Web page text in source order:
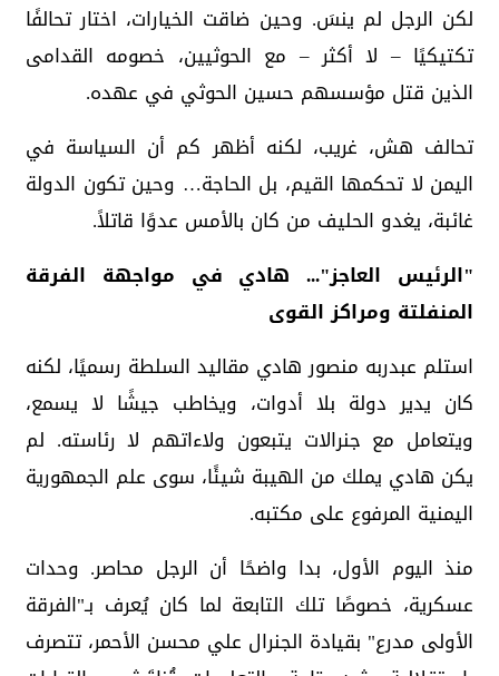
لكن الرجل لم ينسَ. وحين ضاقت الخيارات، اختار تحالفًا
تكتيكيًا – لا أكثر – مع الحوثيين، خصومه القدامى
الذين قتل مؤسسهم حسين الحوثي في عهده.
تحالف هش، غريب، لكنه أظهر كم أن السياسة في
اليمن لا تحكمها القيم، بل الحاجة… وحين تكون الدولة
غائبة، يغدو الحليف من كان بالأمس عدوًا قاتلاً.
"الرئيس العاجز"... هادي في مواجهة الفرقة
المنفلتة ومراكز القوى
استلم عبدربه منصور هادي مقاليد السلطة رسميًا، لكنه
كان يدير دولة بلا أدوات، ويخاطب جيشًا لا يسمع،
ويتعامل مع جنرالات يتبعون ولاءاتهم لا رئاسته. لم
يكن هادي يملك من الهيبة شيئًا، سوى علم الجمهورية
اليمنية المرفوع على مكتبه.
منذ اليوم الأول، بدا واضحًا أن الرجل محاصر. وحدات
عسكرية، خصوصًا تلك التابعة لما كان يُعرف بـ"الفرقة
الأولى مدرع" بقيادة الجنرال علي محسن الأحمر، تتصرف